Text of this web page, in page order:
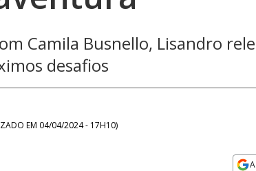
Camila Busnello, Lisandro
desafios
EM 04/04/2024 - 17H10)